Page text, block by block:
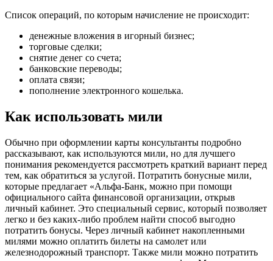
Список операций, по которым начисление не происходит:
денежные вложения в игорный бизнес;
торговые сделки;
снятие денег со счета;
банковские переводы;
оплата связи;
пополнение электронного кошелька.
Как использовать мили
Обычно при оформлении карты консультанты подробно
рассказывают, как используются мили, но для лучшего
понимания рекомендуется рассмотреть краткий вариант перед
тем, как обратиться за услугой. Потратить бонусные мили,
которые предлагает «Альфа-Банк, можно при помощи
официального сайта финансовой организации, открыв
личный кабинет. Это специальный сервис, который позволяет
легко и без каких-либо проблем найти способ выгодно
потратить бонусы. Через личный кабинет накопленными
милями можно оплатить билеты на самолет или
железнодорожный транспорт. Также мили можно потратить